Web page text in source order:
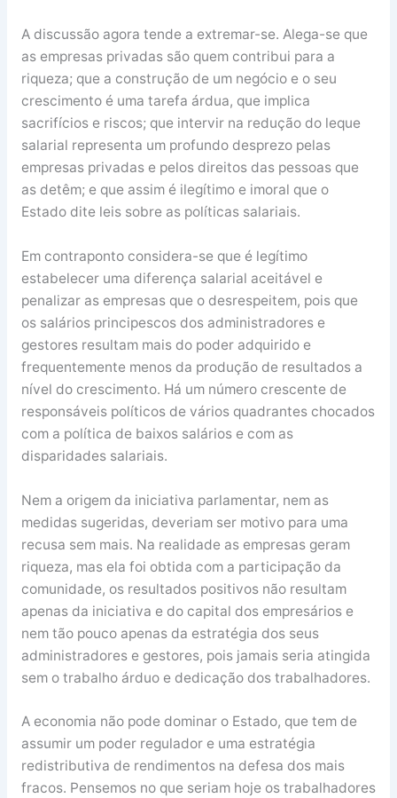
A discussão agora tende a extremar-se. Alega-se que
as empresas privadas são quem contribui para a
riqueza; que a construção de um negócio e o seu
crescimento é uma tarefa árdua, que implica
sacrifícios e riscos; que intervir na redução do leque
salarial representa um profundo desprezo pelas
empresas privadas e pelos direitos das pessoas que
as detêm; e que assim é ilegítimo e imoral que o
Estado dite leis sobre as políticas salariais.
Em contraponto considera-se que é legítimo
estabelecer uma diferença salarial aceitável e
penalizar as empresas que o desrespeitem, pois que
os salários principescos dos administradores e
gestores resultam mais do poder adquirido e
frequentemente menos da produção de resultados a
nível do crescimento. Há um número crescente de
responsáveis políticos de vários quadrantes chocados
com a política de baixos salários e com as
disparidades salariais.
Nem a origem da iniciativa parlamentar, nem as
medidas sugeridas, deveriam ser motivo para uma
recusa sem mais. Na realidade as empresas geram
riqueza, mas ela foi obtida com a participação da
comunidade, os resultados positivos não resultam
apenas da iniciativa e do capital dos empresários e
nem tão pouco apenas da estratégia dos seus
administradores e gestores, pois jamais seria atingida
sem o trabalho árduo e dedicação dos trabalhadores.
A economia não pode dominar o Estado, que tem de
assumir um poder regulador e uma estratégia
redistributiva de rendimentos na defesa dos mais
fracos. Pensemos no que seriam hoje os trabalhadores